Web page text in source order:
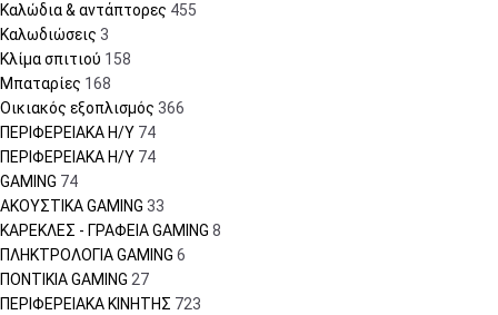
Καλώδια & αντάπτορες 455
Καλωδιώσεις 3
Κλίμα σπιτιού 158
Μπαταρίες 168
Οικιακός εξοπλισμός 366
ΠΕΡΙΦΕΡΕΙΑΚΑ Η/Υ 74
ΠΕΡΙΦΕΡΕΙΑΚΑ Η/Υ 74
GAMING 74
ΑΚΟΥΣΤΙΚΑ GAMING 33
ΚΑΡΕΚΛΕΣ - ΓΡΑΦΕΙΑ GAMING 8
ΠΛΗΚΤΡΟΛΟΓΙΑ GAMING 6
ΠΟΝΤΙΚΙΑ GAMING 27
ΠΕΡΙΦΕΡΕΙΑΚΑ ΚΙΝΗΤΗΣ 723